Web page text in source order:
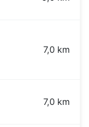
7,0 km
7,0 km